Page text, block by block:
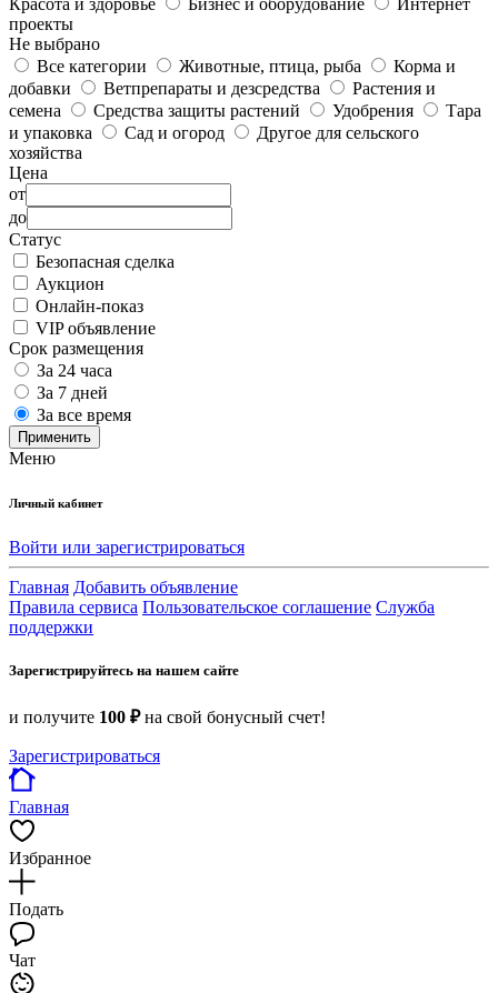
проекты
Не выбрано
Все категории
Животные, птица, рыба
Корма и
добавки
Ветпрепараты и дезсредства
Растения и
семена
Средства защиты растений Удобрения
Тара
и упаковка
Сад и огород
Другое для сельского
хозяйства
Цена
от
до
Статус
Безопасная сделка
Аукцион
Онлайн-показ
VIP объявление
Срок размещения
За 24 часа
За 7 дней
За все время
Применить
Меню
Личный кабинет
Войти или зарегистрироваться
Главная Добавить объявление
Правила сервиса Пользовательское соглашение Служба
поддержки
Зарегистрируйтесь на нашем сайте
и получите 100 ₽на свой бонусный счет!
Зарегистрироваться
Главная
Избранное
Подать
Чат